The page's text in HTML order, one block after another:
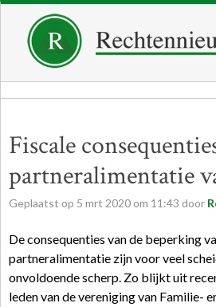
Fiscale
partneralimentatie
Geplaatst op 5 mrt 2020 om 11:43 door
De consequenties van de beperking
partneralimentatie zijn voor veel
onvoldoende scherp. Zo blijkt uit
leden van de vereniging van Familie-